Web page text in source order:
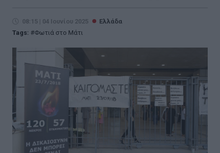
08:15 | 04 Ιουνίου 2025
Ελλάδα
Tags:
Φωτιά στο Μάτι